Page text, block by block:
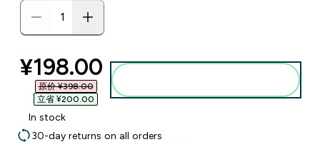
discounted price
¥198.00‎
原价 ¥398.00‎
立省 ¥200.00‎
In stock
30-day returns on all orders